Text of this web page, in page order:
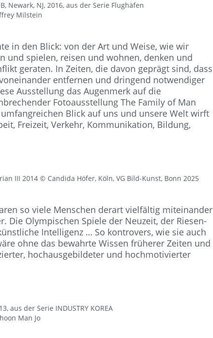
Newark, NJ, 2016, aus der Serie Flughäfen
Milstein
in den Blick: von der Art und Weise, wie wir
und spielen, reisen und wohnen, denken und
geraten. In Zeiten, die davon geprägt sind, dass
entfernen und dringend notwendiger
Ausstellung das Augenmerk auf die
Fotoausstellung The Family of Man
Blick auf uns und unsere Welt wirft
Freizeit, Verkehr, Kommunikation, Bildung,
III 2014 © Candida Höfer, Köln, VG Bild-Kunst, Bonn 2025
so viele Menschen derart vielfältig miteinander
Die Olympischen Spiele der Neuzeit, der Riesen-
Intelligenz … So kontrovers, wie sie auch
ohne das bewahrte Wissen früherer Zeiten und
hochausgebildeter und hochmotivierter
aus der Serie INDUSTRY KOREA
Man Jo